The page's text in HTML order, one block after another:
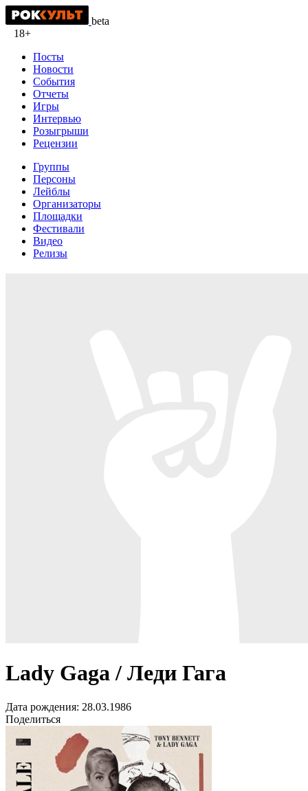
beta
18+
Посты
Новости
События
Отчеты
Игры
Интервью
Розыгрыши
Рецензии
Группы
Персоны
Лейблы
Организаторы
Площадки
Фестивали
Видео
Релизы
Lady Gaga / Леди Гага
Дата рождения: 28.03.1986
Поделиться